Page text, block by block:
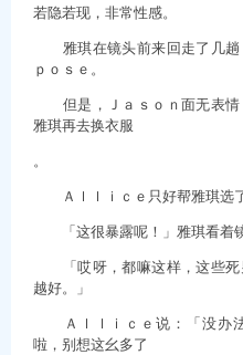
若隐若现，非常性感。
雅琪在镜头前来回走了几趟
ｐｏｓｅ。
但是，Ｊａｓｏｎ面无表情
雅琪再去换衣服
。
Ａｌｌｉｃｅ只好帮雅琪选了
「这很暴露呢！」雅琪看着镜
「哎呀，都嘛这样，这些死
越好。」
Ａｌｌｉｃｅ说：「没办
啦，别想这幺多了